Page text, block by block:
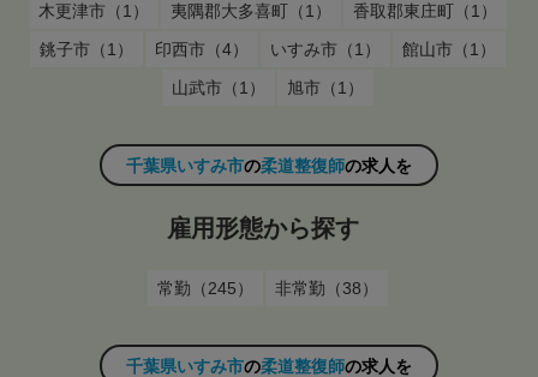
木更津市（1）
夷隅郡大多喜町（1）
香取郡東庄町（1）
銚子市（1）
印西市（4） いすみ市（1）
館山市（1）
山武市（1）
旭市（1）
千葉県いすみ市の柔道整復師の求人を
雇用形態から探す
常勤（245） 非常勤（38）
千葉県いすみ市の柔道整復師の求人を